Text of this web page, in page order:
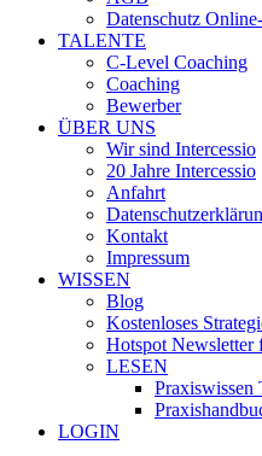
Datenschutz
TALENTE
C-Level Coaching
Coaching
Bewerber
ÜBER UNS
Wir sind Intercessio
20 Jahre Intercessio
Anfahrt
Kontakt
Impressum
WISSEN
Blog
Kostenloses
Hotspot Newsletter
LESEN
Praxiswissen
LOGIN